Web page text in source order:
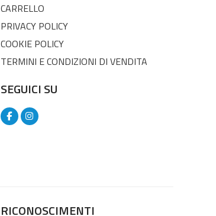
CARRELLO
PRIVACY POLICY
COOKIE POLICY
TERMINI E CONDIZIONI DI VENDITA
SEGUICI SU
RICONOSCIMENTI